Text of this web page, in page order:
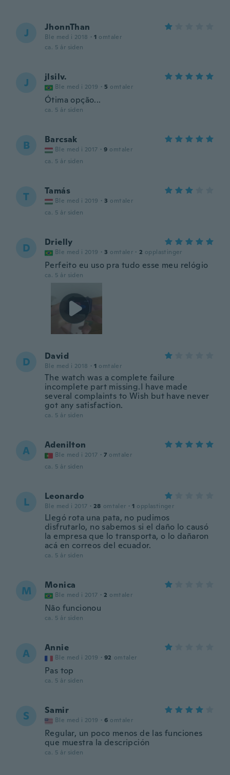
J JhonnThan
Ble med i 2018 · 1 omtaler
ca. 5 år siden
J jlsilv.
Ble med i 2019 · 5 omtaler
Ótima opção...
ca. 5 år siden
B Barcsak
Ble med i 2017 · 9 omtaler
ca. 5 år siden
T Tamás
Ble med i 2019 · 3 omtaler
ca. 5 år siden
D Drielly
Ble med i 2019 · 3 omtaler · 2 opplastinger
Perfeito eu uso pra tudo esse meu relógio
ca. 5 år siden
D David
Ble med i 2018 · 1 omtaler
The watch was a complete failure
incomplete part missing.I have made
several complaints to Wish but have never
got any satisfaction.
ca. 5 år siden
A Adenilton
Ble med i 2017 · 7 omtaler
ca. 5 år siden
L Leonardo
Ble med i 2017 · 28 omtaler · 1 opplastinger
Llegó rota una pata, no pudimos
disfrutarlo, no sabemos si el daño lo causó
la empresa que lo transporta, o lo dañaron
acá en correos del ecuador.
ca. 5 år siden
M Monica
Ble med i 2017 · 2 omtaler
Não funcionou
ca. 5 år siden
A Annie
Ble med i 2019 · 92 omtaler
Pas top
ca. 5 år siden
S Samir
Ble med i 2019 · 6 omtaler
Regular, un poco menos de las funciones
que muestra la descripción
ca. 5 år siden